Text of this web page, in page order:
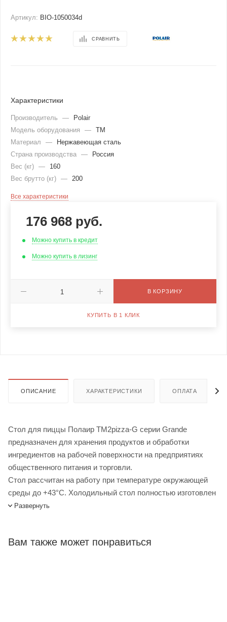
Артикул: BIO-1050034d
СРАВНИТЬ
Характеристики
Производитель —
Polair
Модель оборудования
— TM
Материал
—
Нержавеющая сталь
Страна производства —
Россия
Вес (кг) —
160
Вес брутто (кг) — 200
Все характеристики
176 968 руб.
Можно купить в кредит
Можно купить в лизинг
В КОРЗИНУ
КУПИТЬ В 1 КЛИК
ОПИСАНИЕ ХАРАКТЕРИСТИКИ ОПЛАТА
Стол для пиццы Полаир TM2pizza-G серии Grande
предназначен для хранения продуктов и обработки
ингредиентов на рабочей поверхности на предприятиях
общественного питания и торговли.
Стол рассчитан на работу при температуре окружающей
среды до +43°С. Холодильный стол полностью изготовлен
из нержавеющей стали – снаружи и изнутри (за
необходимую температуру, контролировать ее
Развернуть
Вам также может понравиться